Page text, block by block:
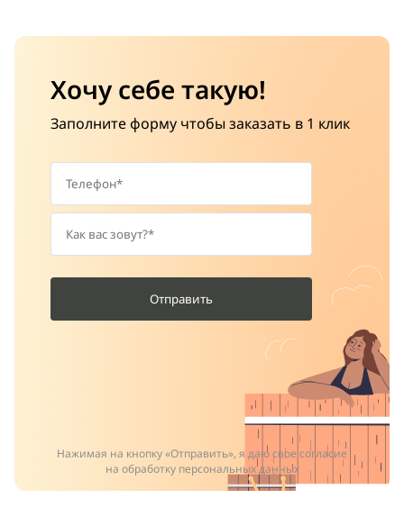
Хочу себе такую!
Заполните форму чтобы заказать в 1 клик
Отправить
Нажимая на кнопку «Отправить», я даю свое согласие
на обработку персональных данных